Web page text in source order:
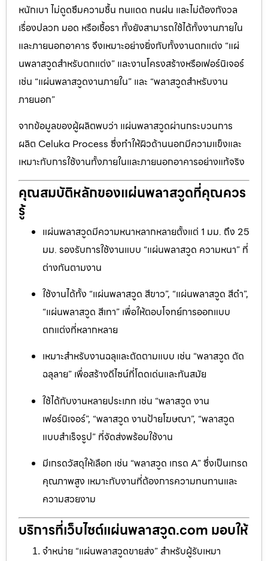
หนักเบา ไม่ดูดซึมความชื้น ทนแดด ทนฝน และไม่ต้องกังวล
เรื่องปลวก มอด หรือเชื้อรา ทั้งยังสามารถใช้ได้ทั้งงานภายใน
และภายนอกอาคาร จึงเหมาะอย่างยิ่งกับทั้งงานตกแต่ง “แผ่
นพลาสวูดสำหรับตกแต่ง” และงานโครงสร้างหรือเฟอร์นิเจอร์
เช่น “แผ่นพลาสวูดงานภายใน” และ “พลาสวูดสำหรับงาน
ภายนอก”
จากข้อมูลของผู้ผลิตพบว่า แผ่นพลาสวูดผ่านกระบวนการ
ผลิต Celuka Process ซึ่งทำให้ผิวด้านนอกมีความแข็งและ
เหมาะกับการใช้งานทั้งภายในและภายนอกอาคารอย่างแท้จริง
คุณสมบัติหลักของแผ่นพลาสวูดที่คุณควร
รู้
แผ่นพลาสวูดมีความหนาหลากหลายตั้งแต่ 1 มม. ถึง 25
มม. รองรับการใช้งานแบบ “แผ่นพลาสวูด ความหนา” ที่
ต่างกันตามงาน
ใช้งานได้ทั้ง “แผ่นพลาสวูด สีขาว”, “แผ่นพลาสวูด สีดำ”,
“แผ่นพลาสวูด สีเทา” เพื่อให้ตอบโจทย์การออกแบบ
ตกแต่งที่หลากหลาย
เหมาะสำหรับงานฉลุและตัดตามแบบ เช่น “พลาสวูด ตัด
ฉลุลาย” เพื่อสร้างดีไซน์ที่โดดเด่นและทันสมัย
ใช้ได้กับงานหลายประเภท เช่น “พลาสวูด งาน
เฟอร์นิเจอร์”, “พลาสวูด งานป้ายโฆษณา”, “พลาสวูด
แบบสำเร็จรูป” ที่จัดส่งพร้อมใช้งาน
มีเกรดวัสดุให้เลือก เช่น “พลาสวูด เกรด A” ซึ่งเป็นเกรด
คุณภาพสูง เหมาะกับงานที่ต้องการความทนทานและ
ความสวยงาม
บริการที่เว็บไซต์แผ่นพลาสวูด.com มอบให้
จำหน่าย “แผ่นพลาสวูดขายส่ง” สำหรับผู้รับเหมา